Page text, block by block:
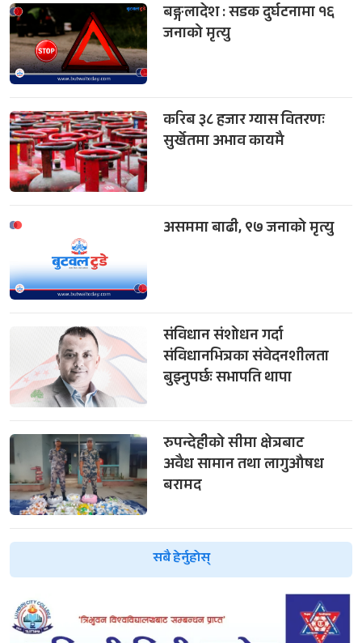
बङ्गलादेश : सडक दुर्घटनामा १६
जनाको मृत्यु
करिब ३८ हजार ग्यास वितरणः
सुर्खेतमा अभाव कायमै
असममा बाढी, ९७ जनाको मृत्यु
संविधान संशोधन गर्दा
संविधानभित्रका संवेदनशीलता
बुझ्नुपर्छः सभापति थापा
रुपन्देहीको सीमा क्षेत्रबाट
अवैध सामान तथा लागुऔषध
बरामद
सबै हेर्नुहोस्